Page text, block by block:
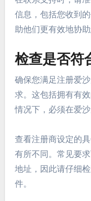
信息，包括您收到
助他们更有效地协助
检查是否符
确保您满足注册爱
求。这包括拥有有
情况下，必须在爱沙
查看注册商设定的
有所不同。常见要
地址，因此请仔细
件。